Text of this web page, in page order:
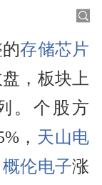
存储芯片
，板块上
。个股方
， 天山电
概伦电子涨